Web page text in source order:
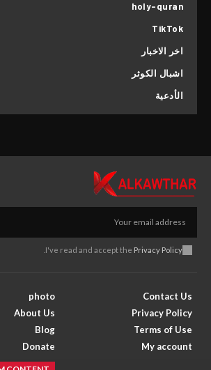
holy-quran
TikTok
اخر الاخبار
اشبال الكوثر
الأدعية
I've read and accept the Privacy Policy
Contact Us
Privacy Policy
Terms of Use
My account
photo
About Us
Blog
Donate